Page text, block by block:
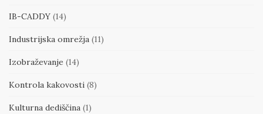
IB-CADDY (14)
Industrijska omrežja (11)
Izobraževanje (14)
Kontrola kakovosti (8)
Kulturna dediščina (1)